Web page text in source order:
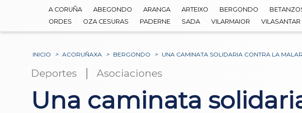
A CORUÑA ABEGONDO ARANGA ARTEIXO BERGONDO
ORDES
OZA CESURAS PADERNE SADA VILARMAIOR VILASANTAR
INICIO > ACORUÑAXA > BERGONDO > UNA CAMINATA SOLIDARIA CONTRA LA
Deportes | Asociaciones
Una caminata